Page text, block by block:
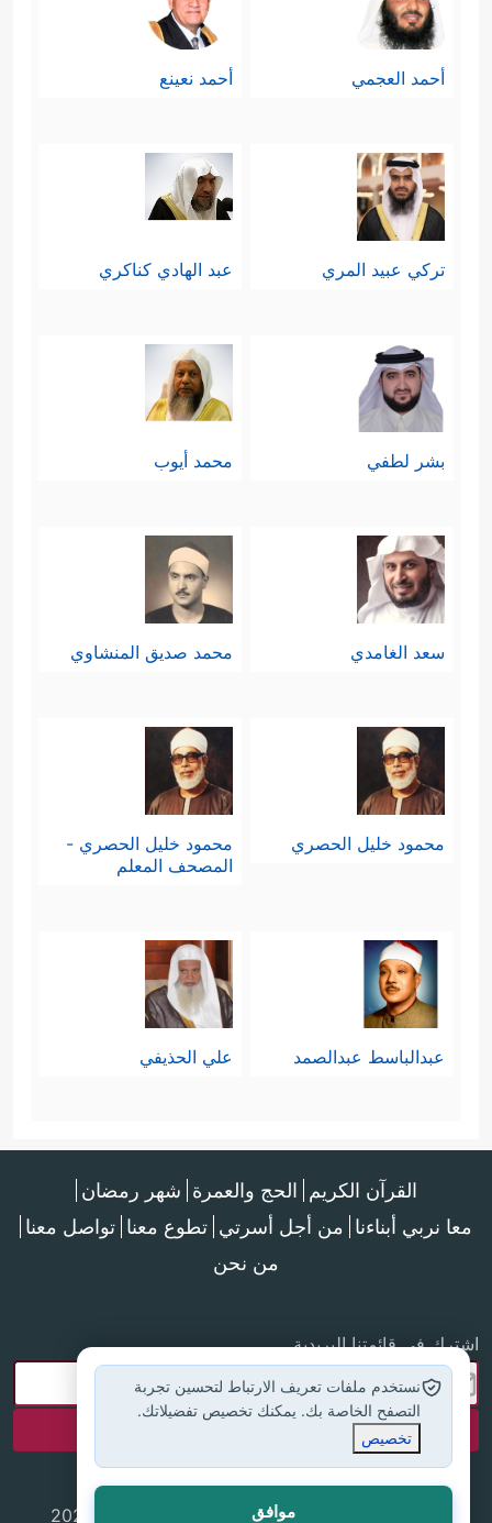
أحمد العجمي أحمد نعينع
تركي عبيد المري عبد الهادي كناكري
بشر لطفي محمد أيوب
سعد الغامدي محمد صديق المنشاوي
محمود خليل الحصري
محمود خليل الحصري -
المصحف المعلم
عبدالباسط عبدالصمد علي الحذيفي
القرآن الكريم الحج والعمرة شهر رمضان
معا نربي أبناءنا من أجل أسرتي تطوع معنا تواصل معنا
من نحن
اشترك في قائمتنا البريدية
جميع الحقوق محفوظة لموقع إسلام أون لاين © 2025
نستخدم ملفات تعريف الارتباط لتحسين تجربة
التصفح الخاصة بك. يمكنك تخصيص تفضيلاتك.
تخصيص
موافق